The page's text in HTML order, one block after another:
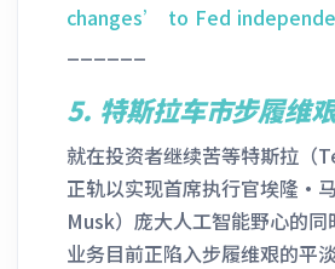
changes’ to Fed
5. 特斯拉车市步履维
就在投资者继续苦等特斯拉（
正轨以实现首席执行官埃隆·
Musk）庞大人工智能野心的
业务目前正陷入步履维艰的平淡